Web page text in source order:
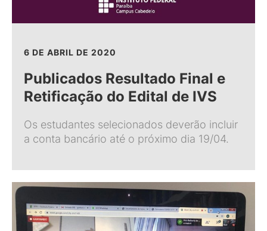
6 DE ABRIL DE 2020
Publicados Resultado Final e
Retificação do Edital de IVS
Os estudantes selecionados deverão incluir
a conta bancário até o próximo dia 19/04.